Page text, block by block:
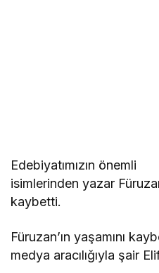
Edebiyatımızın önemli
isimlerinden yazar
kaybetti.
Füruzan’ın yaşamını
medya aracılığıyla şair